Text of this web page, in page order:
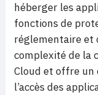
héberger les
fonctions de
réglementaire et
complexité de la
Cloud et offre un
l’accès des